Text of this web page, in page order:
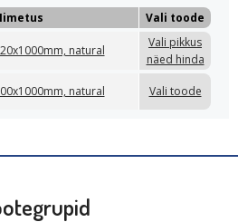
Vali toode
natural
Vali pikkus
näed hinda
natural Vali toode